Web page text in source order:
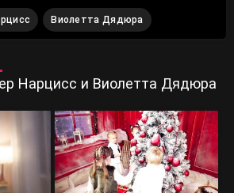
Виолетта Дядюра
Нарцисс и Виолетта Дядюра